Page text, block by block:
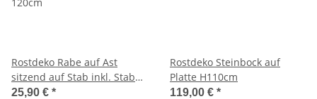
Rostdeko Rabe auf Ast
sitzend auf Stab inkl. Stab
120cm
25,90 € *
Rostdeko Steinbock auf
Platte H110cm
119,00 € *